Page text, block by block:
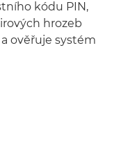
kódu PIN,
hrozeb
ověřuje systém